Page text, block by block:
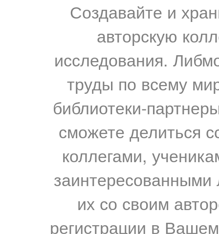
Создавайте и
авторскую
исследования.
труды по всему
библиотеки-
сможете делиться
коллегами,
их со своим
регистрации в